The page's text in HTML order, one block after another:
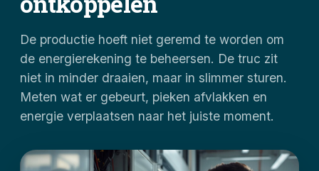
De productie hoeft niet geremd te worden om
de energierekening te beheersen. De truc zit
niet in minder draaien, maar in slimmer sturen.
Meten wat er gebeurt, pieken afvlakken en
energie verplaatsen naar het juiste moment.